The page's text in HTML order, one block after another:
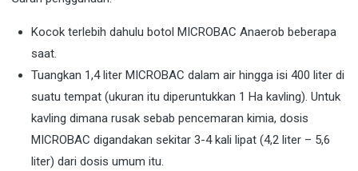
Kocok terlebih dahulu botol MICROBAC Anaerob beberapa
saat.
Tuangkan 1,4 liter MICROBAC dalam air hingga isi 400 liter di
suatu tempat (ukuran itu diperuntukkan 1 Ha kavling). Untuk
kavling dimana rusak sebab pencemaran kimia, dosis
MICROBAC digandakan sekitar 3-4 kali lipat (4,2 liter – 5,6
liter) dari dosis umum itu.